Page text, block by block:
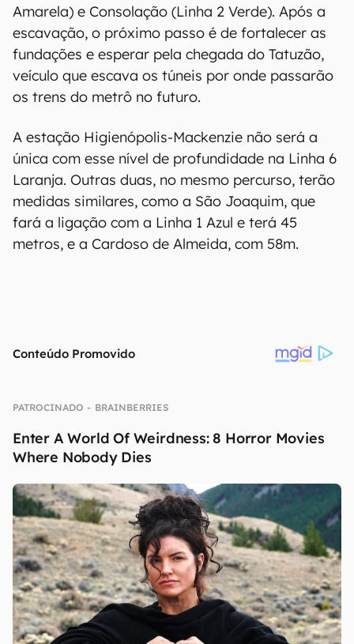
Amarela) e Consolação (Linha 2 Verde). Após a
escavação, o próximo passo é de fortalecer as
fundações e esperar pela chegada do Tatuzão,
veículo que escava os túneis por onde passarão
os trens do metrô no futuro.
A estação Higienópolis-Mackenzie não será a
única com esse nível de profundidade na Linha 6
Laranja. Outras duas, no mesmo percurso, terão
medidas similares, como a São Joaquim, que
fará a ligação com a Linha 1 Azul e terá 45
metros, e a Cardoso de Almeida, com 58m.